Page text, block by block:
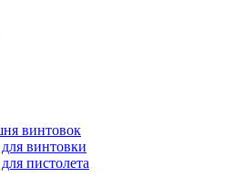
винтовок
винтовки
пистолета